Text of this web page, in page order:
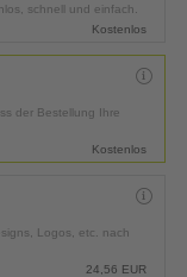
schnell und einfach.
Kostenlos
der Bestellung Ihre
Kostenlos
Logos, etc. nach
24,56 EUR